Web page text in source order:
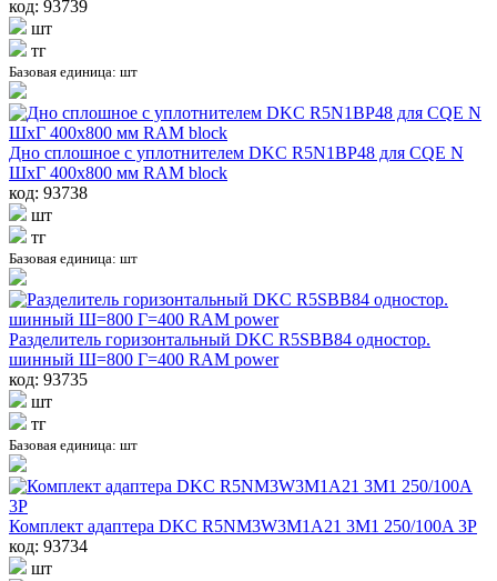
код: 93739
шт
тг
Базовая единица: шт
Дно сплошное с уплотнителем DKC R5N1BP48 для CQE N
ШхГ 400х800 мм RAM block
код: 93738
шт
тг
Базовая единица: шт
Разделитель горизонтальный DKC R5SBB84 одностор.
шинный Ш=800 Г=400 RAM power
код: 93735
шт
тг
Базовая единица: шт
Комплект адаптера DKC R5NM3W3M1A21 3M1 250/100A 3P
код: 93734
шт